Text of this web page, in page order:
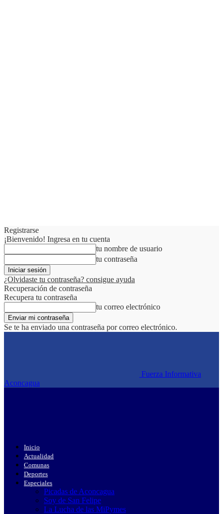
Registrarse
¡Bienvenido! Ingresa en tu cuenta
tu nombre de usuario
tu contraseña
¿Olvidaste tu contraseña? consigue ayuda
Recuperación de contraseña
Recupera tu contraseña
tu correo electrónico
Se te ha enviado una contraseña por correo electrónico.
Fuerza Informativa
Aconcagua
Inicio
Actualidad
Comunas
Deportes
Especiales
Picadas de Aconcagua
Soy de San Felipe
La Lucha de las MiPymes